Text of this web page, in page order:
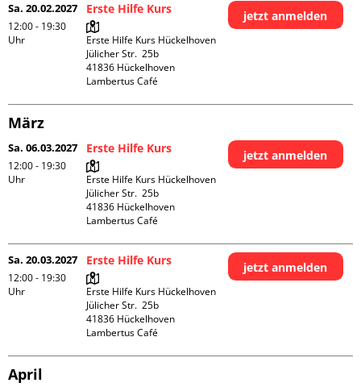
Sa. 20.02.2027
12:00 - 19:30
Uhr
Erste Hilfe Kurs
Erste Hilfe Kurs Hückelhoven
Jülicher Str.  25b
41836 Hückelhoven
Lambertus Café
jetzt anmelden
März
Sa. 06.03.2027
12:00 - 19:30
Uhr
Erste Hilfe Kurs
Erste Hilfe Kurs Hückelhoven
Jülicher Str.  25b
41836 Hückelhoven
Lambertus Café
jetzt anmelden
Sa. 20.03.2027
12:00 - 19:30
Uhr
Erste Hilfe Kurs
Erste Hilfe Kurs Hückelhoven
Jülicher Str.  25b
41836 Hückelhoven
Lambertus Café
jetzt anmelden
April